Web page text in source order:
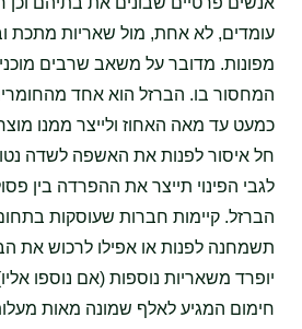
עומדים, לא אחת, מול שאריות מתכת
מפונות. מדובר על משאב שרבים
המחסור בו. הברזל הוא אחד
כמעט עד מאה האחוז ולייצר ממנו
חל איסור לפנות את האשפה לשדה
לגבי הפינוי תייצר את ההפרדה בין
הברזל. קיימות חברות שעוסקות
תשמחנה לפנות או אפילו לרכוש את
יופרד משאריות נוספות (אם נוספו
חימום המגיע לאלף שמונה מאות